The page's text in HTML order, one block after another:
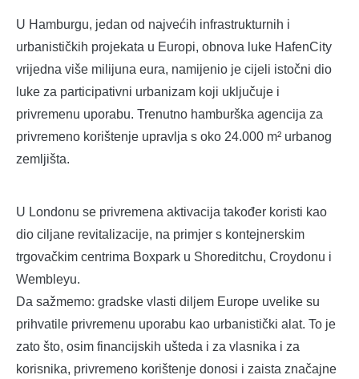
U Hamburgu, jedan od najvećih infrastrukturnih i
urbanističkih projekata u Europi, obnova luke HafenCity
vrijedna više milijuna eura, namijenio je cijeli istočni dio
luke za participativni urbanizam koji uključuje i
privremenu uporabu. Trenutno hamburška agencija za
privremeno korištenje upravlja s oko 24.000 m² urbanog
zemljišta.
U Londonu se privremena aktivacija također koristi kao
dio ciljane revitalizacije, na primjer s kontejnerskim
trgovačkim centrima Boxpark u Shoreditchu, Croydonu i
Wembleyu.
Da sažmemo: gradske vlasti diljem Europe uvelike su
prihvatile privremenu uporabu kao urbanistički alat. To je
zato što, osim financijskih ušteda i za vlasnika i za
korisnika, privremeno korištenje donosi i zaista značajne